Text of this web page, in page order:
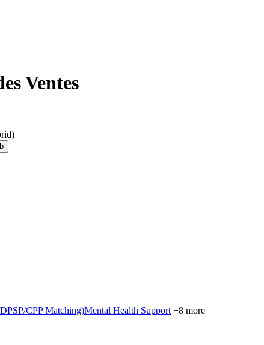
Ventes
CPP Matching)Mental Health Support +8 more